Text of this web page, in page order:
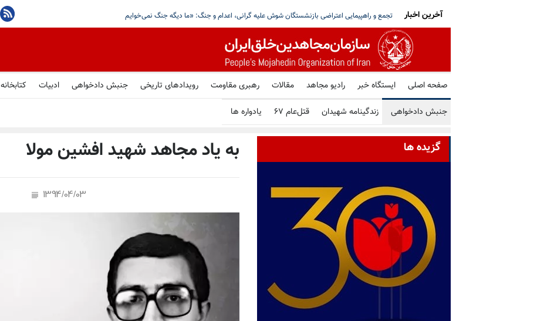
گزیده‌ای از سی‌امین همیاری ملی با سیمای آزادی پاکستان و ترکیه در مکه؛ واکنش رژیم آخوندی
آخرین اخبار
صفحه اصلی ایستگاه خبر رادیو مجاهد مقالات رهبری مقاومت رویدادهای تاریخی جنبش دادخواهی ادبیات کتابخانه
جنبش دادخواهی زندگینامه شهیدان قتل‌عام ۶۷ یادواره ها
به یاد مجاهد شهید افشین مولا
1394/04/03
گزیده ها